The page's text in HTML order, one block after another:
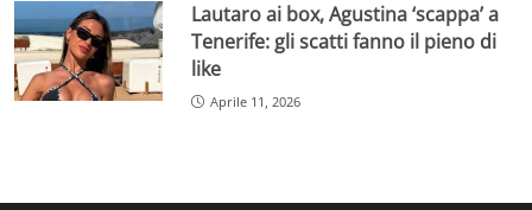
Lautaro ai box, Agustina ‘scappa’ a
Tenerife: gli scatti fanno il pieno di
like
Aprile 11, 2026